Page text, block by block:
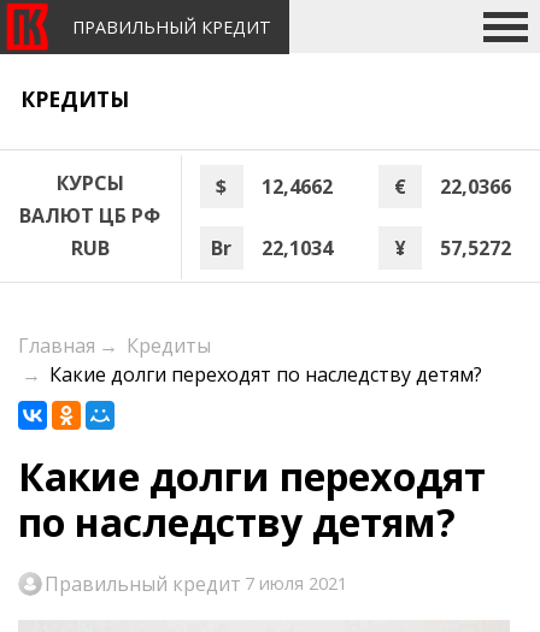
ПРАВИЛЬНЫЙ КРЕДИТ
КРЕДИТЫ
КУРСЫ
ВАЛЮТ ЦБ РФ
RUB
$ 12,4662 € 22,0366
Br 22,1034 ¥ 57,5272
Главная → Кредиты
→ Какие долги переходят по наследству детям?
Какие долги переходят
по наследству детям?
Правильный кредит 7 июля 2021